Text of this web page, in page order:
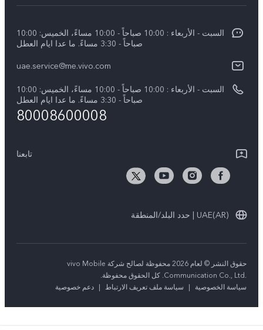
Y39 5G
Y04
Funtouch OS
بيان الخصوصية بشأن خدمة العملاء
تنزيل جداول LUT لاستعادة السجل
الأخبار
الإشعارات القانونية
نبذة عنا
الأخبار
السبت - الأربعاء : 10:00 صباحاً - 10:00 مساءً، الخميس: 10:00
صباحاً - 3:30 مساءً. ما عدا ايام العطل
uae.service@me.vivo.com
السبت - الأربعاء : 10:00 صباحاً - 10:00 مساءً، الخميس: 10:00
صباحاً - 3:30 مساءً. ما عدا ايام العطل
80008600008
تابعنا
UAE(AR) | حدد البلد/المنطقة
حقوق النشر © لعام 2026 محفوظة لصالح شركة vivo Mobile
Communication Co., Ltd.‎. كل الحقوق محفوظة.
سياسة الخصوصية
| سياسة ملف تعريف الارتباط | دعم خصوصية